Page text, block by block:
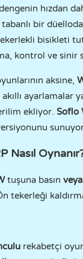
hızdan
bir
bisikleti
kontrol ve sinir
aksine,
ayarlamalar
ekliyor. Soflo
Nasıl
tuşuna basın veya
tekerleği
rekabetçi